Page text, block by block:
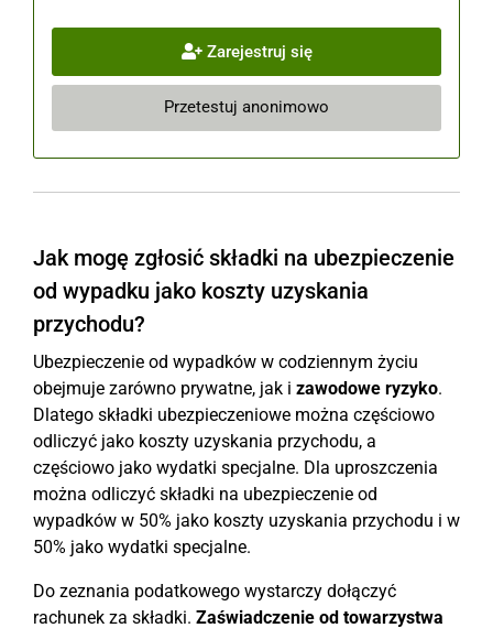
Zarejestruj się
Przetestuj anonimowo
Jak mogę zgłosić składki na ubezpieczenie
od wypadku jako koszty uzyskania
przychodu?
Ubezpieczenie od wypadków w codziennym życiu
obejmuje zarówno prywatne, jak i zawodowe ryzyko.
Dlatego składki ubezpieczeniowe można częściowo
odliczyć jako koszty uzyskania przychodu, a
częściowo jako wydatki specjalne. Dla uproszczenia
można odliczyć składki na ubezpieczenie od
wypadków w 50% jako koszty uzyskania przychodu i w
50% jako wydatki specjalne.
Do zeznania podatkowego wystarczy dołączyć
rachunek za składki. Zaświadczenie od towarzystwa